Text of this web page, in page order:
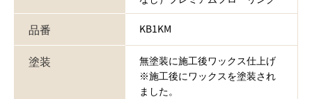
品番 KB1KM
塗装
無塗装に施工後ワックス仕上げ
※施工後にワックスを塗装され
ました。